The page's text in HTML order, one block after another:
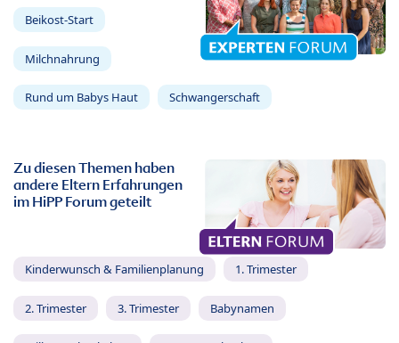
Beikost-Start
Milchnahrung
Rund um Babys Haut Schwangerschaft
Zu diesen Themen haben
andere Eltern Erfahrungen
im HiPP Forum geteilt
Kinderwunsch & Familienplanung 1. Trimester
2. Trimester 3. Trimester Babynamen